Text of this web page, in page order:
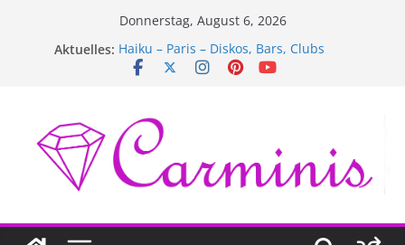
Donnerstag, August 6, 2026
Aktuelles: Haiku – Paris – Diskos, Bars, Clubs
Haiku – Paris – Hotels
Haiku – Paris – Museen & Bibliotheken